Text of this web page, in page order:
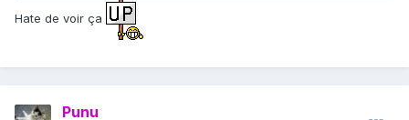
Hate de voir ça
Punu